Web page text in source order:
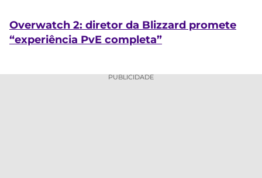
Overwatch 2: diretor da Blizzard promete
“experiência PvE completa”
PUBLICIDADE